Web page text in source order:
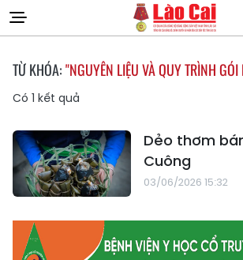
TỪ KHÓA:"NGUYÊN LIỆU VÀ QUY TRÌNH
Có 1 kết quả
Dẻo thơm
Cuông
03/06/2026 15:32